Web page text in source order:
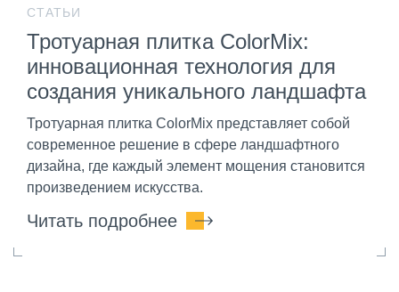
СТАТЬИ
Тротуарная плитка ColorMix:
инновационная технология для
создания уникального ландшафта
Тротуарная плитка ColorMix представляет собой
современное решение в сфере ландшафтного
дизайна, где каждый элемент мощения становится
произведением искусства.
Читать подробнее